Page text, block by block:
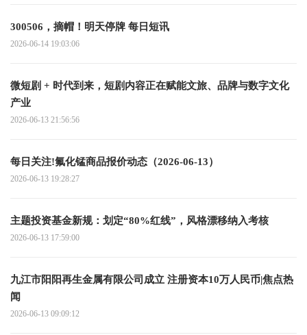
300506，摘帽！明天停牌 每日短讯
2026-06-14 19:03:06
微短剧 + 时代到来，短剧内容正在赋能文旅、品牌与数字文化
产业
2026-06-13 21:56:56
每日关注!氟化锰商品报价动态（2026-06-13）
2026-06-13 19:28:27
主题投资基金新规：划定“80%红线”，风格漂移纳入考核
2026-06-13 17:59:00
九江市阳阳再生金属有限公司成立 注册资本10万人民币|焦点热
闻
2026-06-13 09:09:12